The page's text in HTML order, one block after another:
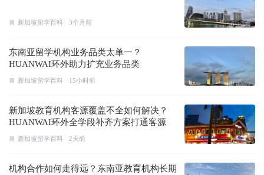
新加坡留学百科 3个月前
东南亚留学机构业务品类太单一？
HUANWAI环外助力扩充业务品类
新加坡留学百科 15小时前
新加坡教育机构客源覆盖不全如何解决？
HUANWAI环外全学段补齐方案打通客源
新加坡留学百科 2天前
机构合作如何走得远？东南亚教育机构长期